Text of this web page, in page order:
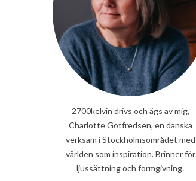
2700kelvin drivs och ägs av mig,
Charlotte Gotfredsen, en danska
verksam i Stockholmsområdet med
världen som inspiration. Brinner för
ljussättning och formgivning.